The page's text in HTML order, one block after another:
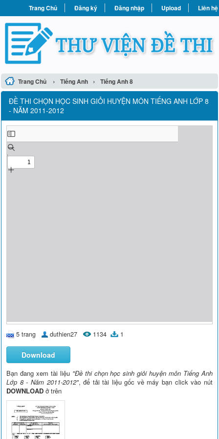
Trang Chủ Đăng ký Đăng nhập Upload Liên hệ
Trang Chủ › Tiếng Anh › Tiếng Anh 8
ĐỀ THI CHỌN HỌC SINH GIỎI HUYỆN MÔN TIẾNG ANH LỚP 8
- NĂM 2011-2012
5 trang duthien27 1134 1
Download
Bạn đang xem tài liệu "Đề thi chọn học sinh giỏi huyện môn Tiếng Anh
Lớp 8 - Năm 2011-2012", để tải tài liệu gốc về máy bạn click vào nút
DOWNLOAD ở trên